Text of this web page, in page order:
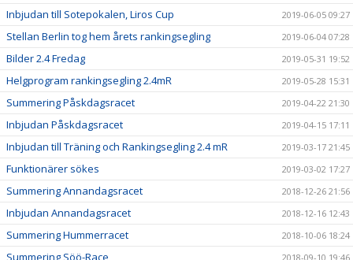
Inbjudan till Sotepokalen, Liros Cup 2019-06-05 09:27
Stellan Berlin tog hem årets rankingsegling 2019-06-04 07:28
Bilder 2.4 Fredag 2019-05-31 19:52
Helgprogram rankingsegling 2.4mR 2019-05-28 15:31
Summering Påskdagsracet 2019-04-22 21:30
Inbjudan Påskdagsracet 2019-04-15 17:11
Inbjudan till Träning och Rankingsegling 2.4 mR 2019-03-17 21:45
Funktionärer sökes 2019-03-02 17:27
Summering Annandagsracet 2018-12-26 21:56
Inbjudan Annandagsracet 2018-12-16 12:43
Summering Hummerracet 2018-10-06 18:24
Summering Söö-Race 2018-09-10 19:46